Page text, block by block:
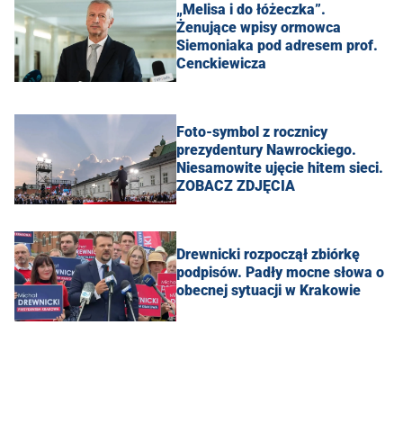
„Melisa i do łóżeczka”.
Żenujące wpisy ormowca
Siemoniaka pod adresem prof.
Cenckiewicza
Foto-symbol z rocznicy
prezydentury Nawrockiego.
Niesamowite ujęcie hitem sieci.
ZOBACZ ZDJĘCIA
Drewnicki rozpoczął zbiórkę
podpisów. Padły mocne słowa o
obecnej sytuacji w Krakowie